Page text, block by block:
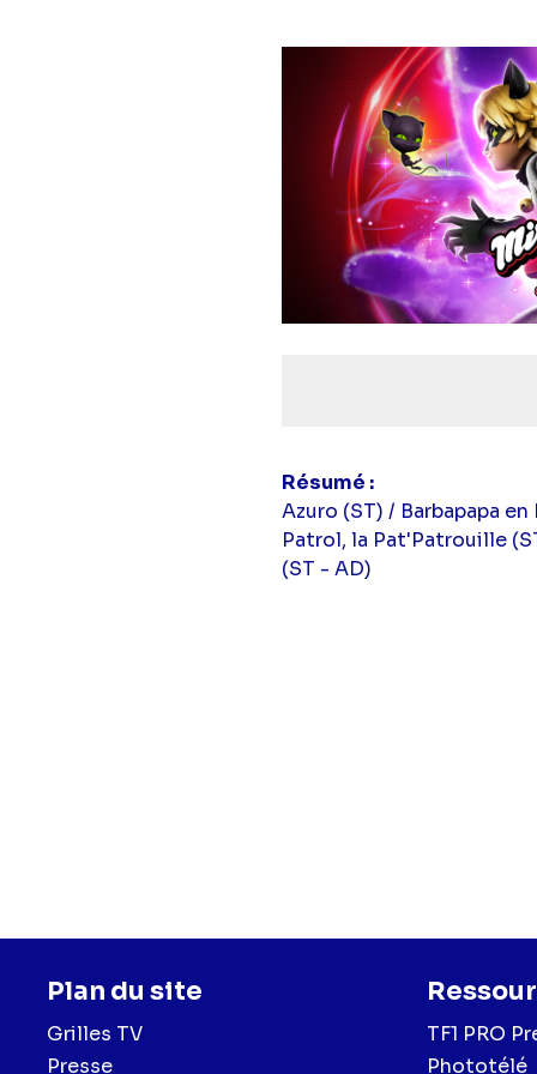
Résumé
Azuro (ST) / Barbapapa
Patrol, la Pat'Patrouille
(ST - AD)
Plan du site
Grilles TV
Presse
TF1 PRO
Phototélé